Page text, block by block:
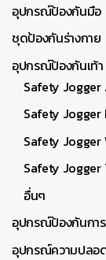
อุปกรณ์ป้องกันมือ
ชุดป้องกันร่างกาย
อุปกรณ์ป้องกันเท้า
Safety Jogger
Safety
Safety Jogger
Safety Jogger
อื่นๆ
อุปกรณ์ป้องกันกา
อุปกรณ์ความปลอ